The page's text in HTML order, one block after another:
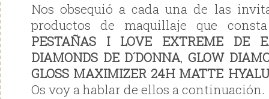
Nos obsequió a cada una de las
productos de maquillaje que
PESTAÑAS I LOVE EXTREME DE
DIAMONDS DE D´DONNA,GLOW
GLOSS MAXIMIZER 24H MATTE
Os voy a hablar de ellos a continuación.